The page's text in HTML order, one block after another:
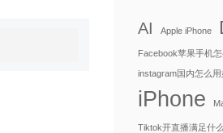
AI Apple iPhone
Facebook苹果手机
instagram国内怎么
iPhone
Tiktok开直播满足什